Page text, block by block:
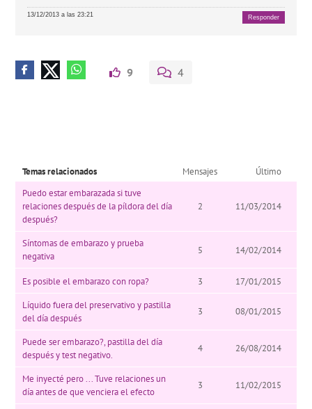
13/12/2013 a las 23:21 Responder
9 4
Temas relacionados Mensajes
Último
Puedo estar embarazada si tuve
relaciones después de la píldora del día
después?
2 11/03/2014
Síntomas de embarazo y prueba
negativa
5 14/02/2014
Es posible el embarazo con ropa? 3
17/01/2015
Líquido fuera del preservativo y pastilla
del día después
3 08/01/2015
Puede ser embarazo?, pastilla del día
después y test negativo.
4 26/08/2014
Me inyecté pero ... Tuve relaciones un
día antes de que venciera el efecto
3 11/02/2015